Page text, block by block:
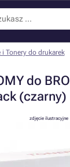
i Tonery do drukarek
do
(czarny)
zdjęcie ilustracyjne